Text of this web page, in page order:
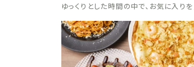
ゆっくりとした時間の中で、お気に入り